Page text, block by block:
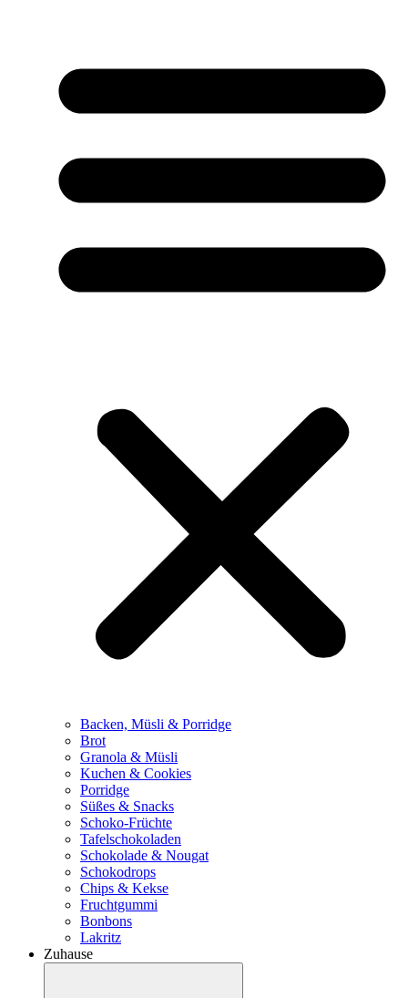
Backen, Müsli & Porridge
Brot
Granola & Müsli
Kuchen & Cookies
Porridge
Süßes & Snacks
Schoko-Früchte
Tafelschokoladen
Schokolade & Nougat
Schokodrops
Chips & Kekse
Fruchtgummi
Bonbons
Lakritz
Zuhause